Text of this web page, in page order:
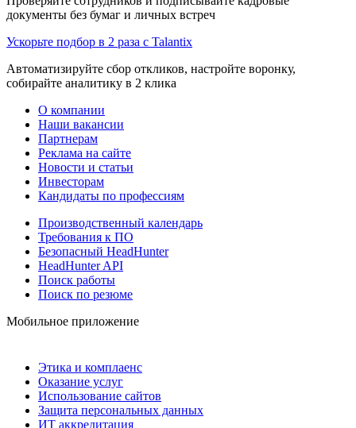
документы без бумаг и личных встреч
Ускорьте подбор в 2 раза с Talantix
Автоматизируйте сбор откликов, настройте воронку,
собирайте аналитику в 2 клика
О компании
Наши вакансии
Партнерам
Реклама на сайте
Новости и статьи
Инвесторам
Кандидаты по профессиям
Производственный календарь
Требования к ПО
Безопасный HeadHunter
HeadHunter API
Поиск работы
Поиск по резюме
Мобильное приложение
Этика и комплаенс
Оказание услуг
Использование сайтов
Защита персональных данных
ИТ аккредитация